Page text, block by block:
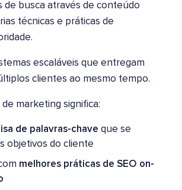
de busca através de conteúdo
técnicas e práticas de
escaláveis que entregam
clientes ao mesmo tempo.
marketing significa:
de palavras-chave que se
objetivos do cliente
melhores práticas de SEO on-